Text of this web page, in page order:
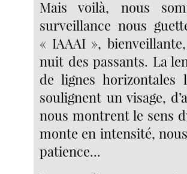
Mais voilà, nous
surveillance nous
« IAAAI »,
nuit des passants. La
de lignes
soulignent un visage,
nous montrent le sens
monte en intensité,
patience...